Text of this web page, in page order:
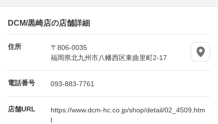
DCM/黒崎店の店舗詳細
住所
〒806-0035
福岡県北九州市八幡西区東曲里町2-17
電話番号 093-883-7761
店舗URL
https://www.dcm-hc.co.jp/shop/detail/02_4509.htm
l